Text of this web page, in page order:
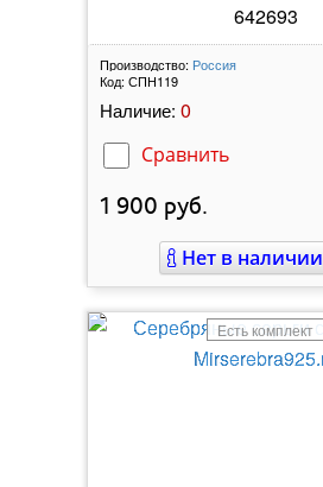
642693
Производство: Россия
Код: СПН119
Наличие: 0
Сравнить
1 900 руб.
Нет в наличии
Есть комплект